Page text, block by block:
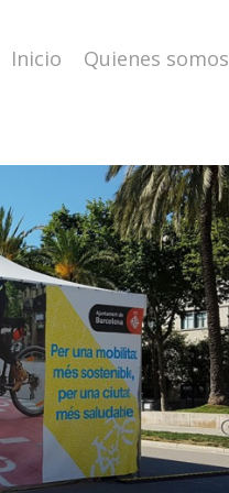
Inicio Quienes somos